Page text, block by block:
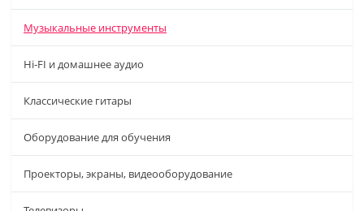
Музыкальные инструменты
Hi-FI и домашнее аудио
Классические гитары
Оборудование для обучения
Проекторы, экраны, видеооборудование